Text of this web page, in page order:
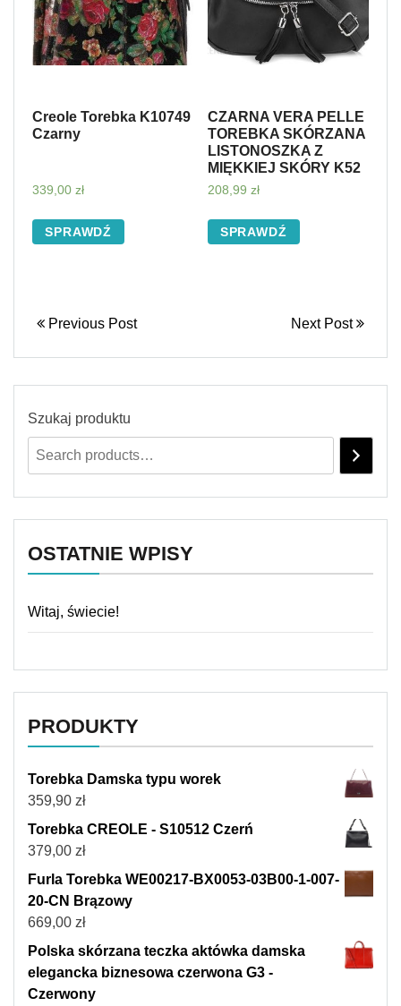
Creole Torebka K10749
Czarny
339,00 zł
SPRAWDŹ
CZARNA VERA PELLE
TOREBKA SKÓRZANA
LISTONOSZKA Z
MIĘKKIEJ SKÓRY K52
208,99 zł
SPRAWDŹ
Previous Post Next Post
Szukaj produktu
OSTATNIE WPISY
Witaj, świecie!
PRODUKTY
Torebka Damska typu worek
359,90 zł
Torebka CREOLE - S10512 Czerń
379,00 zł
Furla Torebka WE00217-BX0053-03B00-1-007-
20-CN Brązowy
669,00 zł
Polska skórzana teczka aktówka damska
elegancka biznesowa czerwona G3 -
Czerwony